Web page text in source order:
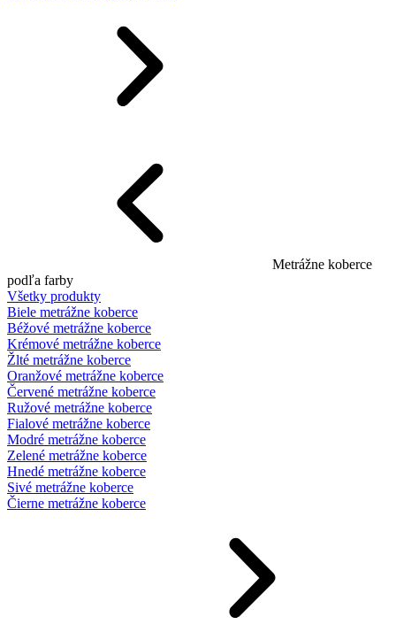
Metrážne koberce
podľa farby
Všetky produkty
Biele metrážne koberce
Béžové metrážne koberce
Krémové metrážne koberce
Žlté metrážne koberce
Oranžové metrážne koberce
Červené metrážne koberce
Ružové metrážne koberce
Fialové metrážne koberce
Modré metrážne koberce
Zelené metrážne koberce
Hnedé metrážne koberce
Sivé metrážne koberce
Čierne metrážne koberce